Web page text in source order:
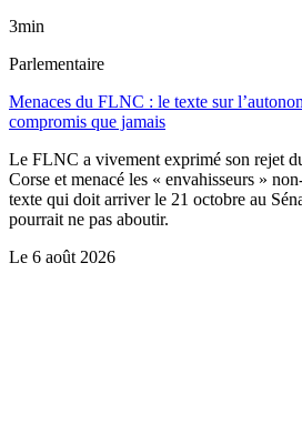
3min
Parlementaire
Menaces du FLNC : le texte sur
compromis que jamais
Le FLNC a vivement exprimé son rejet
Corse et menacé les « envahisseurs »
texte qui doit arriver le 21 octobre au
pourrait ne pas aboutir.
Le 6 août 2026